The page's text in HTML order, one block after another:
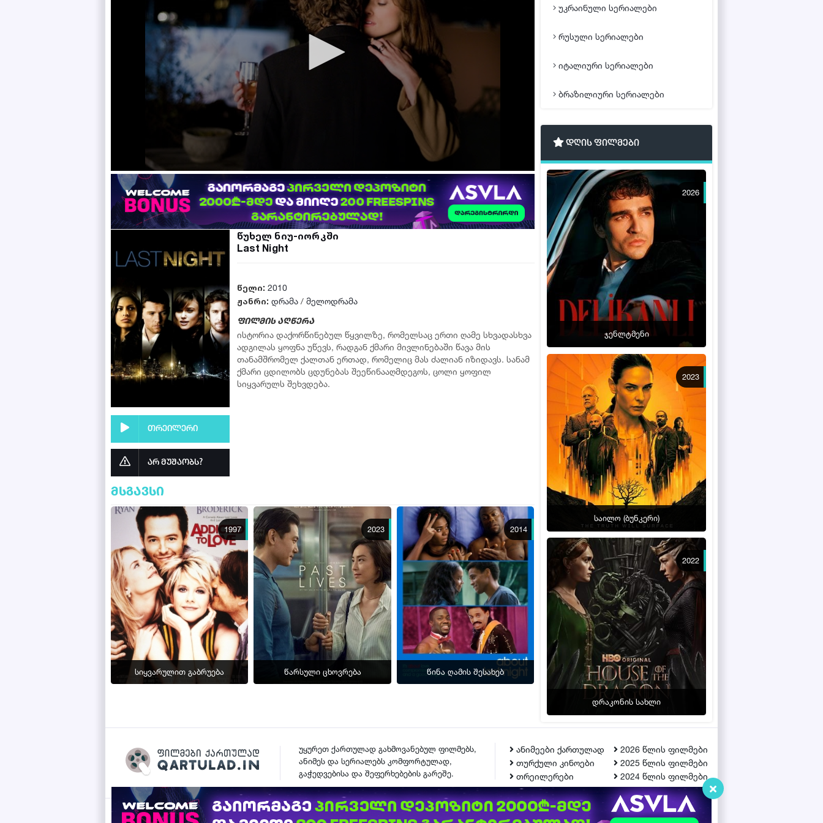
თრეილერი
არ მუშაობს?
წუხელ ნიუ-იორკში
Last Night
წელი: 2010
ჟანრი: დრამა/ მელოდრამა
ფილმის აღწერა
ისტორია დაქორწინებულ წყვილზე, რომელსაც ერთი ღამე სხვადასხვა
ადგილას ყოფნა უწევს, რადგან ქმარი მივლინებაში წავა მის
თანამშრომელ ქალთან ერთად, რომელიც მას ძალიან იზიდავს. სანამ
ქმარი ცდილობს ცდუნებას შეეწინააღმდეგოს, ცოლი ყოფილ
სიყვარულს შეხვდება.
მსგავსი
1997
სიყვარულით გაბრუება
2023
წარსული ცხოვრება
2014
წინა ღამის შესახებ
უკრაინული სერიალები
რუსული სერიალები
იტალიური სერიალები
ბრაზილიური სერიალები
დღის ფილმები
2026
ჯენლტმენი
2023
საილო (ბუნკერი)
2022
დრაკონის სახლი
უყურეთ ქართულად გახმოვანებულ ფილმებს,
ანიმეს და სერიალებს კომფორტულად,
გაჭედვებისა და შეფერხებების გარეშე.
ანიმეები ქართულად
თურქული კინოები
თრეილერები
2026 წლის ფილმები
2025 წლის ფილმები
2024 წლის ფილმები
ᲙᲝᲜᲢᲐᲥᲢᲘ
Qartulad.in © 2026